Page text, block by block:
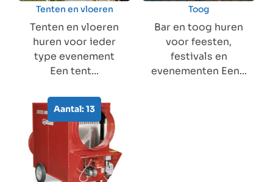
Tenten en vloeren
Tenten en vloeren
huren voor ieder
type evenement
Een tent...
Toog
Bar en toog huren
voor feesten,
festivals en
evenementen Een...
Aantal: 13